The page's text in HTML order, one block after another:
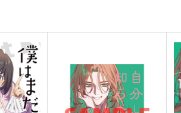
カート サンプル カート
覧 国内
わくわく餃子本っ！３２
きまぐれな鮪亭